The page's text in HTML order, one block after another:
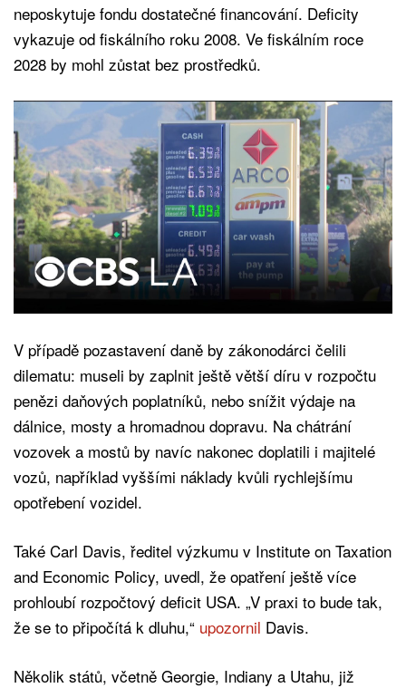
neposkytuje fondu dostatečné financování. Deficity
vykazuje od fiskálního roku 2008. Ve fiskálním roce
2028 by mohl zůstat bez prostředků.
V případě pozastavení daně by zákonodárci čelili
dilematu: museli by zaplnit ještě větší díru v rozpočtu
penězi daňových poplatníků, nebo snížit výdaje na
dálnice, mosty a hromadnou dopravu. Na chátrání
vozovek a mostů by navíc nakonec doplatili i majitelé
vozů, například vyššími náklady kvůli rychlejšímu
opotřebení vozidel.
Také Carl Davis, ředitel výzkumu v Institute on Taxation
and Economic Policy, uvedl, že opatření ještě více
prohloubí rozpočtový deficit USA. „V praxi to bude tak,
že se to připočítá k dluhu,“ upozornil Davis.
Několik států, včetně Georgie, Indiany a Utahu, již